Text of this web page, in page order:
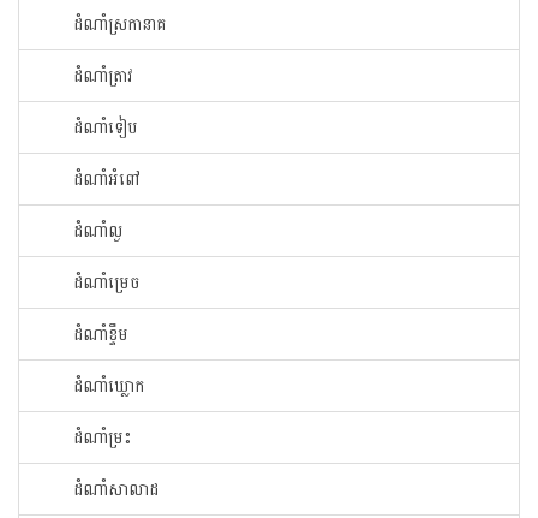
ដំណាំ​ស្រកានាគ
ដំណាំ​ត្រាវ
ដំណាំទៀប
ដំណាំអំពៅ
ដំណាំល្ង
ដំណាំម្រេច
ដំណាំខ្ទឹម
ដំណាំឃ្លោក
ដំណាំម្រះ
ដំណាំសាលាដ